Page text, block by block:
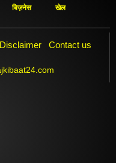
बिज़नेस खेल
Disclaimer Contact us